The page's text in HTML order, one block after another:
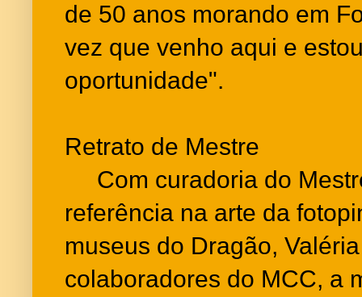
de 50 anos morando em
vez que venho aqui e
oportunidade".
Retrato de Mestre
Com curadoria do
referência na arte da
museus do Dragão,
colaboradores do MCC, a